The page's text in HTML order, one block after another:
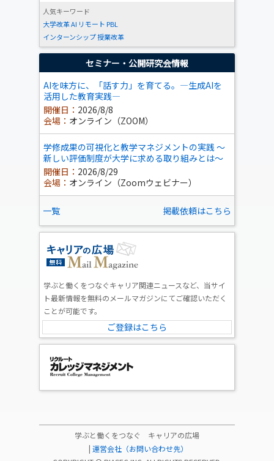
人気キーワード
大学改革AI リモート PBL
インターンシップ授業改革
セミナー・公開研究会情報
AIを味方に、「話す力」を育てる。―生成AIを
活用した教育実践―
開催日： 2026/8/8
会場： オンライン（ZOOM）
学修成果の可視化と教学マネジメントの実践 ～
新しい評価制度が大学に求める取り組みとは～
開催日： 2026/8/29
会場： オンライン（Zoomウェビナー）
一覧 掲載依頼はこちら
学ぶと働くをつなぐキャリア関連ニュースなど、当サイ
ト最新情報を無料のメールマガジンにてご確認いただく
ことが可能です。
ご登録はこちら
学ぶと働くをつなぐ キャリアの広場
| 運営会社（お問い合わせ先）